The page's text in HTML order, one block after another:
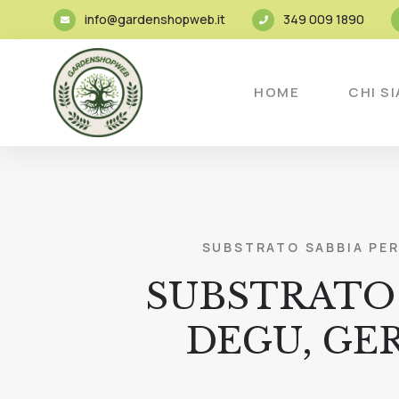
info@gardenshopweb.it 349 009 1890
HOME CHI
SUBSTRATO SABBIA
DEGU,